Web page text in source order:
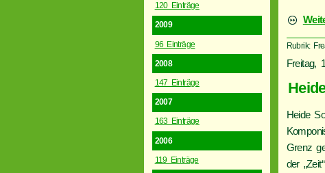
120 Einträge
2009
96 Einträge
2008
147 Einträge
2007
163 Einträge
2006
119 Einträge
Rubrik:
Freitag,
Heide
Grenz
der